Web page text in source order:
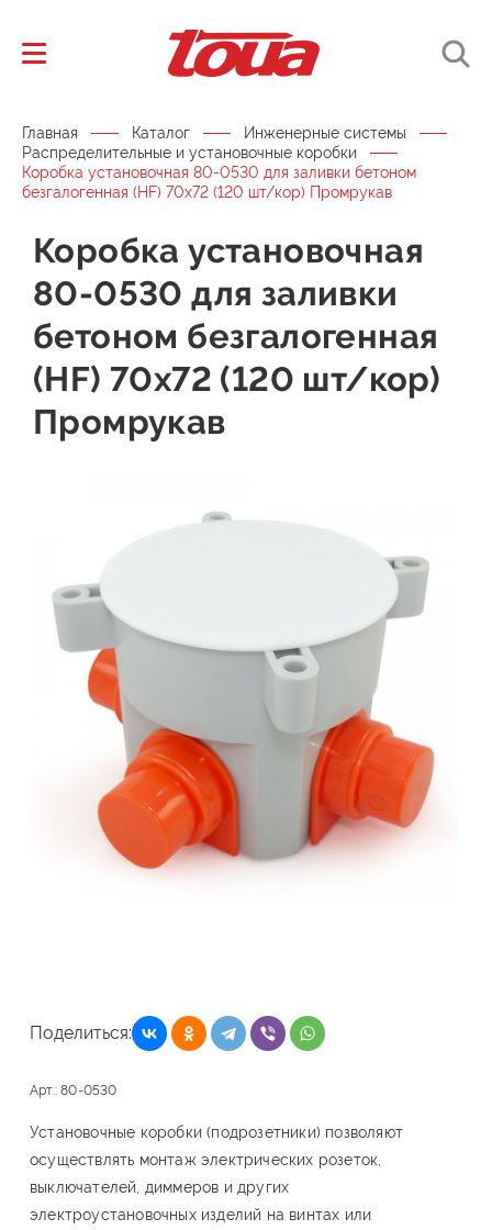
Главная Каталог
Инженерные системы
Распределительные и установочные коробки
Коробка установочная 80-0530 для заливки бетоном
безгалогенная (HF) 70х72 (120 шт/кор) Промрукав
Коробка установочная
80-0530 для заливки
бетоном безгалогенная
(HF) 70х72 (120 шт/кор)
Промрукав
Поделиться:
Арт.: 80-0530
Установочные коробки (подрозетники) позволяют
осуществлять монтаж электрических розеток,
выключателей, диммеров и других
электроустановочных изделий на винтах или